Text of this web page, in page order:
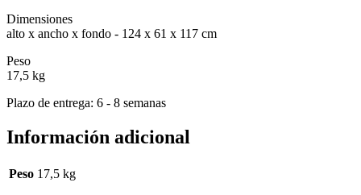
Dimensiones
alto x ancho x fondo - 124 x 61 x 117 cm
Peso
17,5 kg
Plazo de entrega: 6 - 8 semanas
Información adicional
Peso 17,5 kg